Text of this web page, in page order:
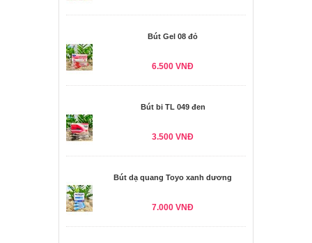
Bút Gel 08 đỏ
6.500 VNĐ
Bút bi TL 049 đen
3.500 VNĐ
Bút dạ quang Toyo xanh dương
7.000 VNĐ